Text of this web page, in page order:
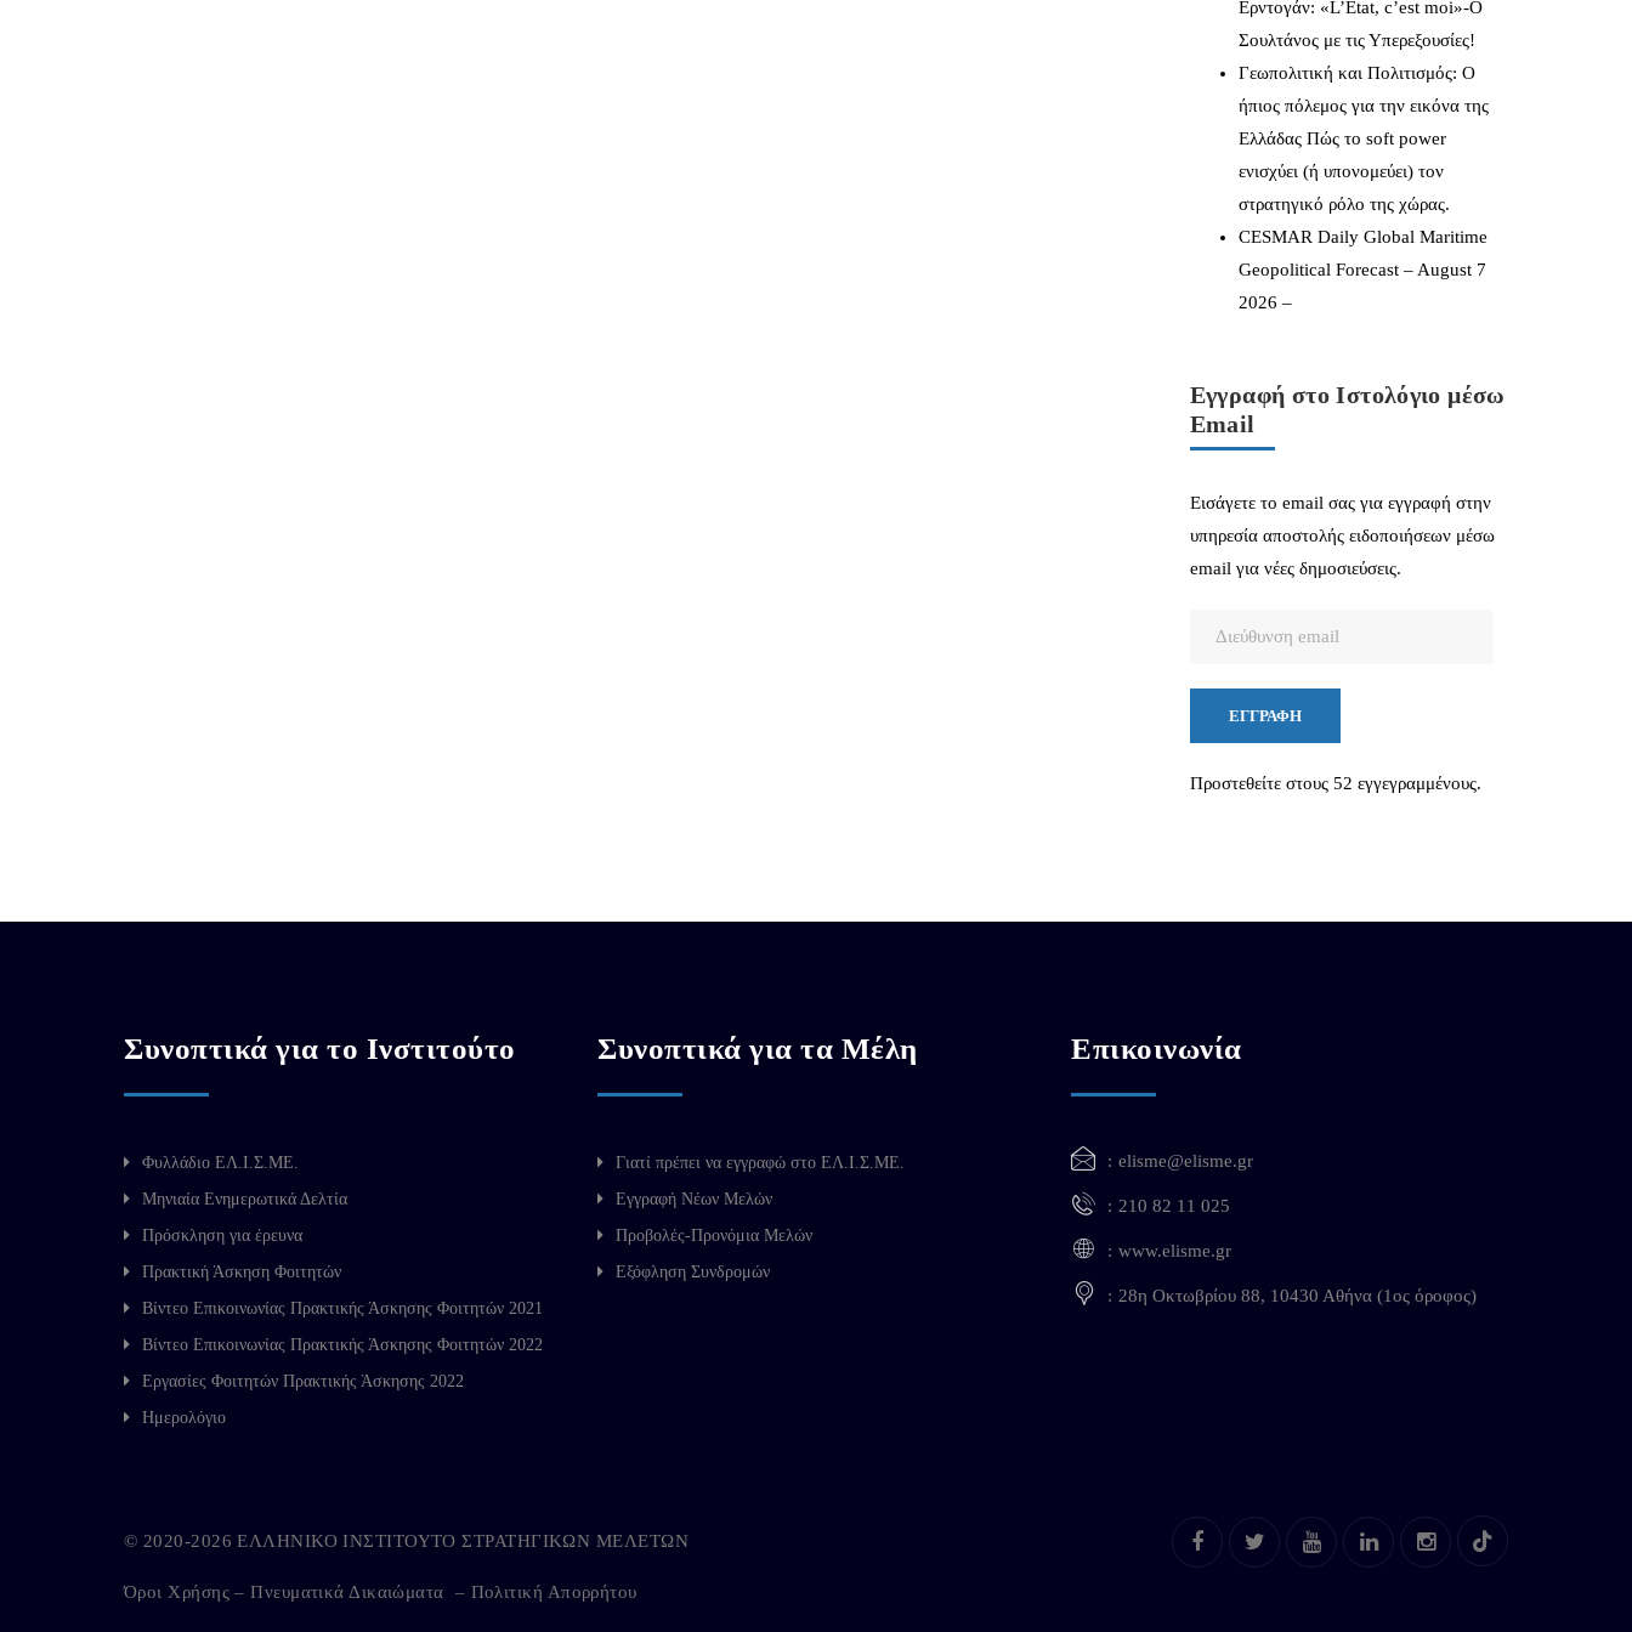
Ερντογάν: «L’État, c’est moi»-Ο
Σουλτάνος με τις Υπερεξουσίες!
Γεωπολιτική και Πολιτισμός: Ο
ήπιος πόλεμος για την εικόνα της
Ελλάδας Πώς το soft power
ενισχύει (ή υπονομεύει) τον
στρατηγικό ρόλο της χώρας.
CESMAR Daily Global Maritime
Geopolitical Forecast – August 7
2026 –
Εγγραφή στο Ιστολόγιο μέσω
Email
Εισάγετε το email σας για εγγραφή στην
υπηρεσία αποστολής ειδοποιήσεων μέσω
email για νέες δημοσιεύσεις.
ΕΓΓΡΑΦΉ
Προστεθείτε στους 52 εγγεγραμμένους.
Συνοπτικά για το Ινστιτούτο
Φυλλάδιο ΕΛ.Ι.Σ.ΜΕ.
Μηνιαία Ενημερωτικά Δελτία
Πρόσκληση για έρευνα
Πρακτική Άσκηση Φοιτητών
Βίντεο Επικοινωνίας Πρακτικής Άσκησης Φοιτητών 2021
Βίντεο Επικοινωνίας Πρακτικής Άσκησης Φοιτητών 2022
Εργασίες Φοιτητών Πρακτικής Άσκησης 2022
Ημερολόγιο
Συνοπτικά για τα Μέλη
Γιατί πρέπει να εγγραφώ στο ΕΛ.Ι.Σ.ΜΕ.
Εγγραφή Νέων Μελών
Προβολές-Προνόμια Μελών
Εξόφληση Συνδρομών
Επικοινωνία
elisme@elisme.gr
210 82 11 025
www.elisme.gr
28η Οκτωβρίου 88, 10430 Αθήνα (1ος όροφος)
© 2020-2026 ΕΛΛΗΝΙΚΟ ΙΝΣΤΙΤΟΥΤΟ ΣΤΡΑΤΗΓΙΚΩΝ ΜΕΛΕΤΩΝ
Όροι Χρήσης – Πνευματικά Δικαιώματα – Πολιτική Απορρήτου